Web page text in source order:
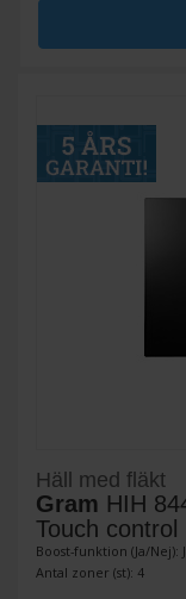
Häll med fläkt
Gram HIH
Touch control
Boost-funktion (Ja/Nej):
Antal zoner (st): 4